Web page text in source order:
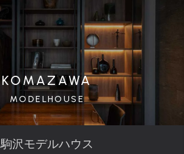
KOMAZAWA
MODELHOUSE
駒沢モデルハウス